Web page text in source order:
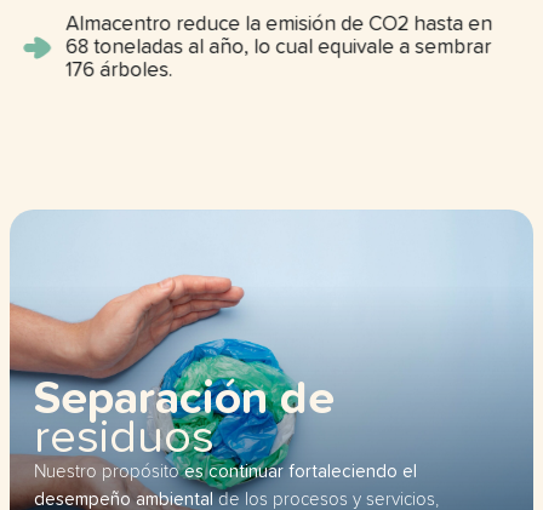
Almacentro reduce la emisión de CO2 hasta en
68 toneladas al año, lo cual equivale a sembrar
176 árboles.
Separación de
residuos
Nuestro propósitoes continuar fortaleciendo el
desempeño ambientalde los procesos y servicios,